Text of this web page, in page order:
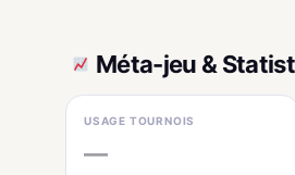
Méta-jeu &
USAGE TOURNOIS
—